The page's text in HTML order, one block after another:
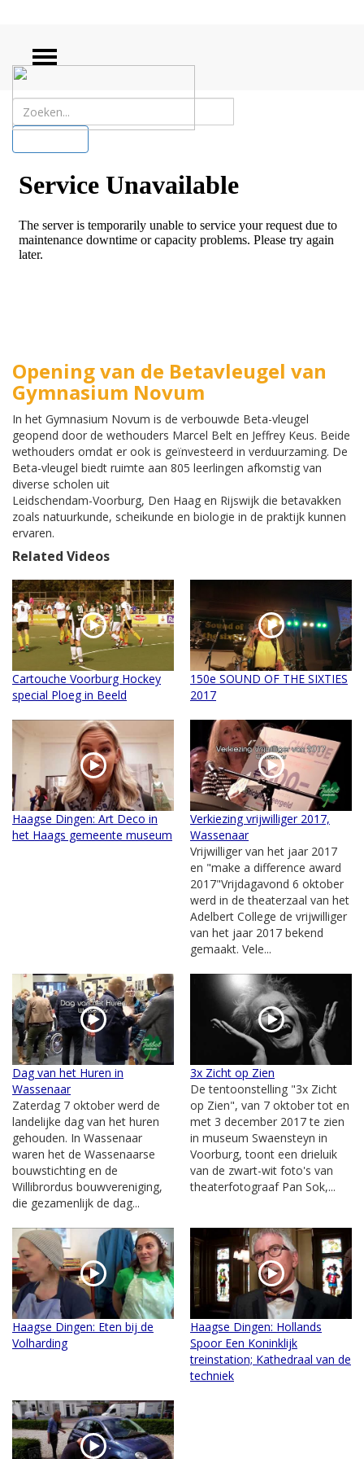
Opening van de Betavleugel van
Gymnasium Novum
In het Gymnasium Novum is de verbouwde Beta-vleugel
geopend door de wethouders Marcel Belt en Jeffrey Keus. Beide
wethouders omdat er ook is geïnvesteerd in verduurzaming. De
Beta-vleugel biedt ruimte aan 805 leerlingen afkomstig van
diverse scholen uit
Leidschendam-Voorburg, Den Haag en Rijswijk die betavakken
zoals natuurkunde, scheikunde en biologie in de praktijk kunnen
ervaren.
Related Videos
Cartouche Voorburg Hockey
special Ploeg in Beeld
150e SOUND OF THE SIXTIES
2017
Haagse Dingen: Art Deco in
het Haags gemeente museum
Verkiezing vrijwilliger 2017,
Wassenaar
Vrijwilliger van het jaar 2017
en "make a difference award
2017"Vrijdagavond 6 oktober
werd in de theaterzaal van het
Adelbert College de vrijwilliger
van het jaar 2017 bekend
gemaakt. Vele...
Dag van het Huren in
Wassenaar
Zaterdag 7 oktober werd de
landelijke dag van het huren
gehouden. In Wassenaar
waren het de Wassenaarse
bouwstichting en de
Willibrordus bouwvereniging,
die gezamenlijk de dag...
3x Zicht op Zien
De tentoonstelling "3x Zicht
op Zien", van 7 oktober tot en
met 3 december 2017 te zien
in museum Swaensteyn in
Voorburg, toont een drieluik
van de zwart-wit foto's van
theaterfotograaf Pan Sok,...
Haagse Dingen: Eten bij de
Volharding
Haagse Dingen: Hollands
Spoor Een Koninklijk
treinstation; Kathedraal van de
techniek